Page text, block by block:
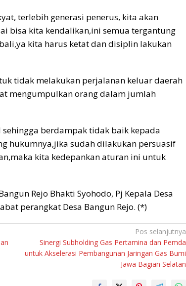
terlebih generasi penerus, kita akan
bisa kita kendalikan,ini semua tergantung
kita harus ketat dan disiplin lakukan
tidak melakukan perjalanan keluar daerah
mengumpulkan orang dalam jumlah
berdampak tidak baik kepada
hukumnya,jika sudah dilakukan persuasif
kita kedepankan aturan ini untuk
Rejo Bhakti Syohodo, Pj Kepala Desa
perangkat Desa Bangun Rejo. (*)
Pos selanjutnya
Sinergi Subholding Gas Pertamina dan Pemda
untuk Akselerasi Pembangunan Jaringan Gas Bumi
Jawa Bagian Selatan